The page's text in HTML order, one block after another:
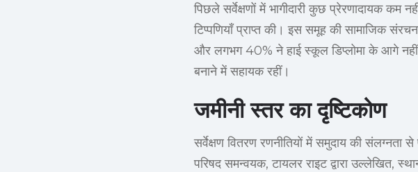
पिछले सर्वेक्षणों में भागीदारी कुछ प्रेरणादायक
टिप्पणियाँ प्राप्त की। इस समूह की सामाजिक
और लगभग 40% ने हाई स्कूल डिप्लोमा के आगे नहीं
बनाने में सहायक रहीं।
जमीनी स्तर का दृष्टिकोण
सर्वेक्षण वितरण रणनीतियों में समुदाय की संलग्नता
परिषद समन्वयक, टायलर राइट द्वारा उल्लेखित,